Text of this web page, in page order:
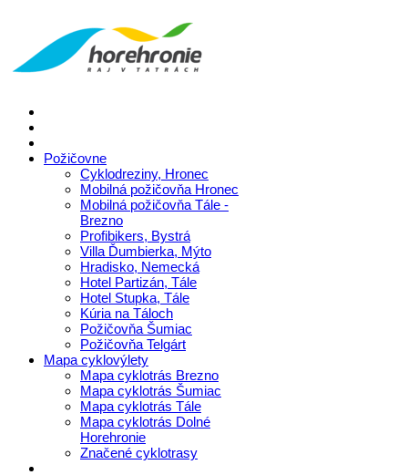
Požičovne
Cyklodreziny, Hronec
Mobilná požičovňa Hronec
Mobilná požičovňa Tále -
Brezno
Profibikers, Bystrá
Villa Ďumbierka, Mýto
Hradisko, Nemecká
Hotel Partizán, Tále
Hotel Stupka, Tále
Kúria na Táloch
Požičovňa Šumiac
Požičovňa Telgárt
Mapa cyklovýlety
Mapa cyklotrás Brezno
Mapa cyklotrás Šumiac
Mapa cyklotrás Tále
Mapa cyklotrás Dolné
Horehronie
Značené cyklotrasy